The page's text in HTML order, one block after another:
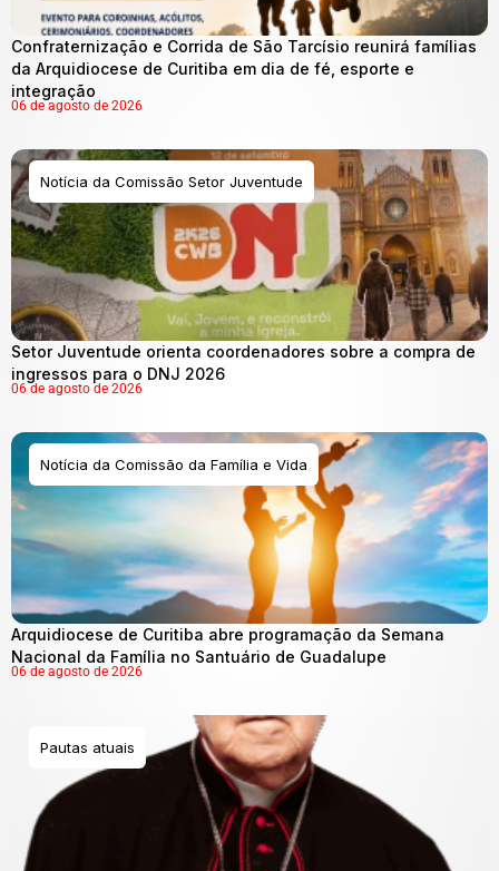
Confraternização e Corrida de São Tarcísio reunirá famílias
da Arquidiocese de Curitiba em dia de fé, esporte e
integração
06 de agosto de 2026
Notícia da Comissão Setor Juventude
Setor Juventude orienta coordenadores sobre a compra de
ingressos para o DNJ 2026
06 de agosto de 2026
Notícia da Comissão da Família e Vida
Arquidiocese de Curitiba abre programação da Semana
Nacional da Família no Santuário de Guadalupe
06 de agosto de 2026
Pautas atuais